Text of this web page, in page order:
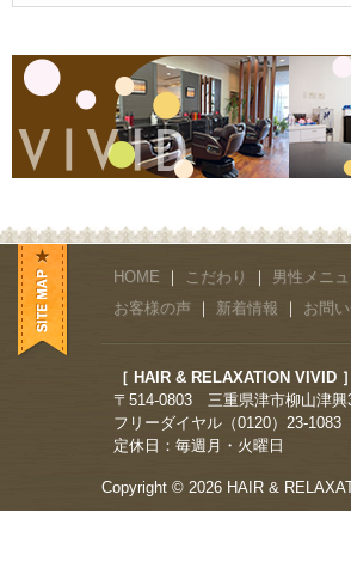
HOME ｜ こだわり ｜ 男性メニ
お客様の声 ｜ 新着情報 ｜ お問
［ HAIR & RELAXATION VIVID ］
〒514-0803 三重県津市柳山津興
フリーダイヤル（0120）23-1083
定休日：毎週月・火曜日
Copyright © 2026 HAIR &